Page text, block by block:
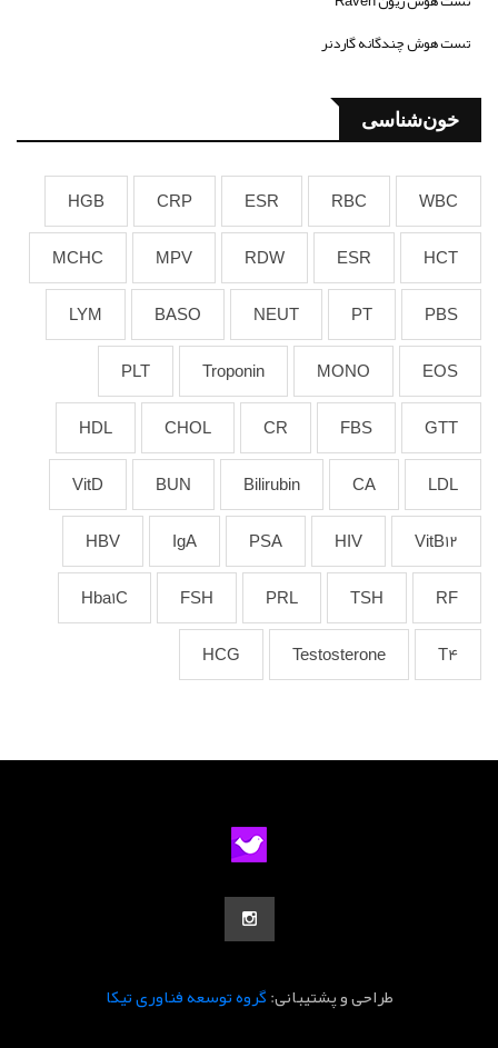
تست هوش چندگانه گاردنر
خون‌شناسی
WBC
RBC
ESR
CRP
HGB
HCT
ESR
RDW
MPV
MCHC
PBS
PT
NEUT
BASO
LYM
EOS
MONO
Troponin
PLT
GTT
FBS
CR
CHOL
HDL
LDL
CA
Bilirubin
BUN
VitD
VitB12
HIV
PSA
IgA
HBV
RF
TSH
PRL
FSH
Hba1C
T4
Testosterone
HCG
طراحی و پشتیبانی:گروه توسعه فناوری تیکا